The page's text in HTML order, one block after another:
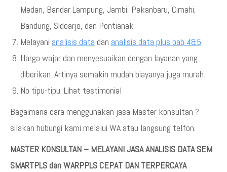
Medan, Bandar Lampung, Jambi, Pekanbaru, Cimahi,
Bandung, Sidoarjo, dan Pontianak
Melayani analisis data dan analisis data plus bab 4&5
Harga wajar dan menyesuaikan dengan layanan yang
diberikan. Artinya semakin mudah biayanya juga murah.
No tipu-tipu. Lihat testimonial
Bagaimana cara menggunakan jasa Master konsultan ?
silakan hubungi kami melalui WA atau langsung telfon.
MASTER KONSULTAN – MELAYANI JASA ANALISIS DATA SEM
SMARTPLS dan WARPPLS CEPAT DAN TERPERCAYA